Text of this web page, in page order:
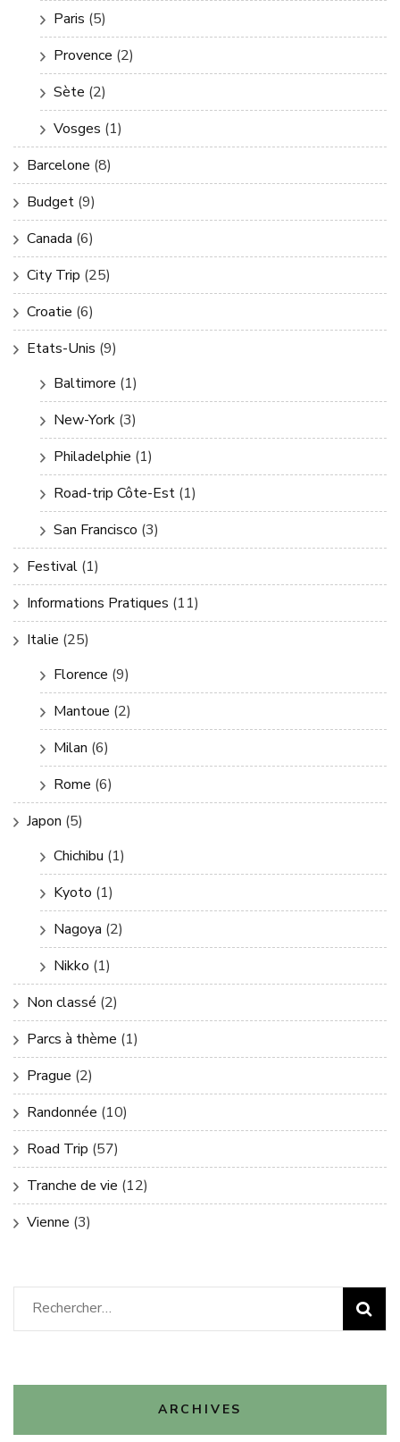
Paris (5)
Provence (2)
Sète (2)
Vosges (1)
Barcelone (8)
Budget (9)
Canada (6)
City Trip (25)
Croatie (6)
Etats-Unis (9)
Baltimore (1)
New-York (3)
Philadelphie (1)
Road-trip Côte-Est (1)
San Francisco (3)
Festival (1)
Informations Pratiques (11)
Italie (25)
Florence (9)
Mantoue (2)
Milan (6)
Rome (6)
Japon (5)
Chichibu (1)
Kyoto (1)
Nagoya (2)
Nikko (1)
Non classé (2)
Parcs à thème (1)
Prague (2)
Randonnée (10)
Road Trip (57)
Tranche de vie (12)
Vienne (3)
Rechercher :
ARCHIVES